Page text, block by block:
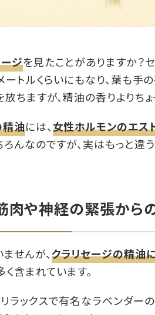
ージを見たことがありますか？
ートルくらいにもなり、葉も
ちますが、精油の香りよりちょ
精油には、 女性ホルモンのエス
んなのですが、実はもっと違
肉や神経の緊張から
せんが、 クラリセージの精油
含まれています。
リラックスで有名なラベンダー